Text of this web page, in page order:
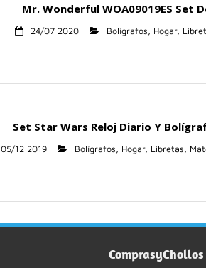
Mr. Wonderful WOA09019ES Set
24/07 2020 Bolígrafos Hogar,
Set Star Wars Reloj Diario Y
05/12 2019 Bolígrafos Hogar, Libretas
ComprasyChollos